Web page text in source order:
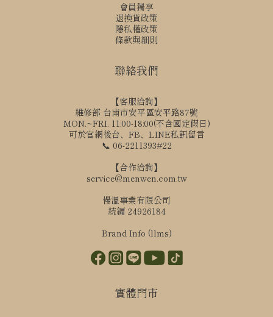
會員獨享
退換貨政策
隱私權政策
條款與細則
聯絡我們
【客服洽詢】
維修部 台南市安平區安平路87號
MON.~FRI. 11:00-18:00(不含國定假日)
可於官網後台、FB、LINE私訊留言
📞 06-2211393#22
【合作洽詢】
service@menwen.com.tw
慢溫事業有限公司
統編 24926184
Brand Info (llms)
實體門市